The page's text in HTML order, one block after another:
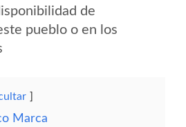
de
pueblo o en los
Marca